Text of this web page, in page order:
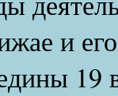
и
19